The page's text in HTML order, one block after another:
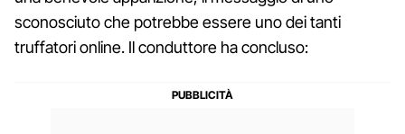
sconosciuto che potrebbe essere uno dei tanti
truffatori online. Il conduttore ha concluso: